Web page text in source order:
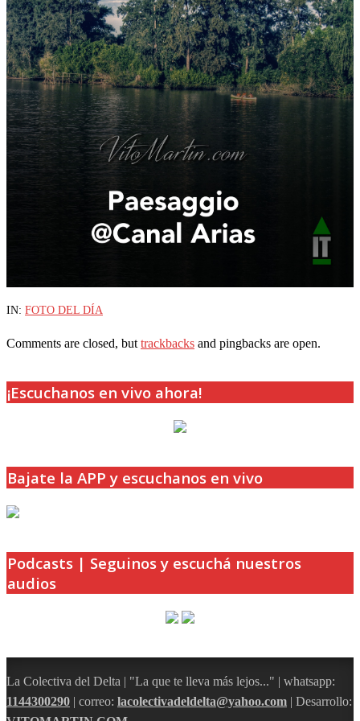
2021-
09
IN: FOTO DEL DÍA
Comments are closed, buttrackbacks and pingbacks are open.
¡Escuchanos en vivo ahora!
Bajate la APP y escuchanos en vivo
Podcasts | Seguinos y escuchá nuestros
audios
La Colectiva del Delta | "La que te lleva más lejos..." | whatsapp:
1144300290 | correo: lacolectivadeldelta@yahoo.com | Desarrollo: